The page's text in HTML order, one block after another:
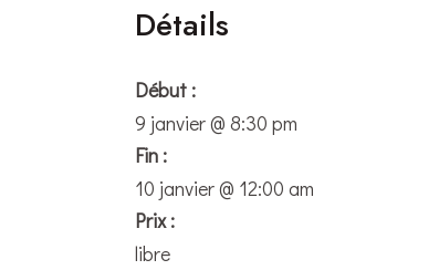
Détails
Début :
9 janvier @ 8:30 pm
Fin :
10 janvier @ 12:00 am
Prix :
libre